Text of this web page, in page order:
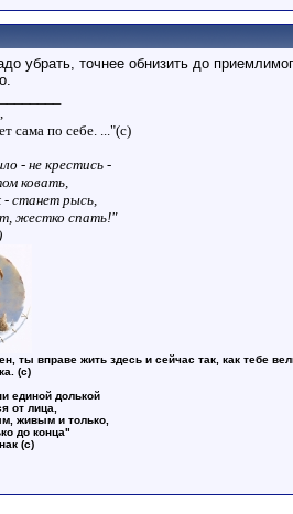
убрать, точнее обнизить до
сама по себе. ..."(с)
- не крестись -
ковать,
- станет рысь,
жестко спать!"
ты вправе жить здесь и сейчас так, как тебе
(с)
единой долькой
от лица,
живым и только,
до конца"
(с)